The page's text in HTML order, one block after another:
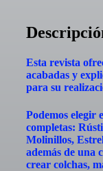
Esta revista
acabadas y
para su
Podemos elegir
completas:
Molinillos,
además de una
crear colchas,